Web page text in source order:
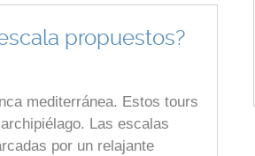
propuestos?
mediterránea. Estos tours
Las escalas
por un relajante